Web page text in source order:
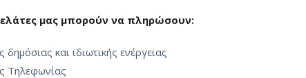
μας μπορούν να πληρώσουν:
και ιδιωτικής ενέργειας
Τηλεφωνίας